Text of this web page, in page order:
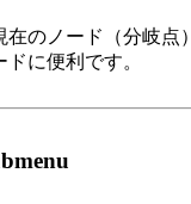
在のノード（分岐点
ドに便利です。